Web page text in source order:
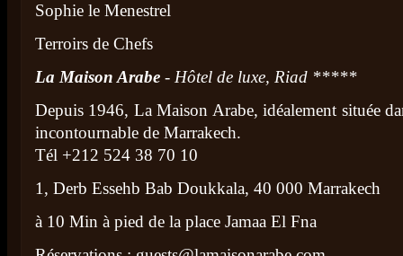
Sophie le Menestrel
Terroirs de Chefs
La Maison Arabe - Hôtel de luxe, Riad *****
Depuis 1946, La Maison Arabe, idéalement située
incontournable de Marrakech.
Tél +212 524 38 70 10
1, Derb Essehb Bab Doukkala, 40 000 Marrakech
à 10 Min à pied de la place Jamaa El Fna